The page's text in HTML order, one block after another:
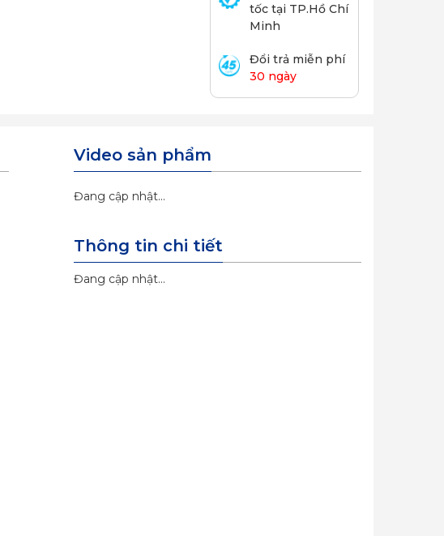
tốc tại TP.Hồ Chí
Minh
Đổi trả miễn phí
30 ngày
Video sản phẩm
Đang cập nhật...
Thông tin chi tiết
Đang cập nhật...